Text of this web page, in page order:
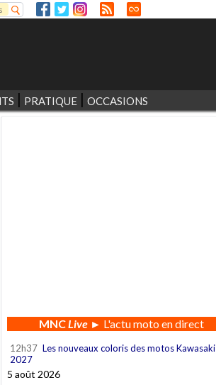
PRATIQUE OCCASIONS
MNCLive► L'actu moto en direct
12h37 Les nouveaux coloris des motos Kawasaki
2027
5 août 2026